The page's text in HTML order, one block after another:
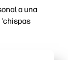
a una
'chispas